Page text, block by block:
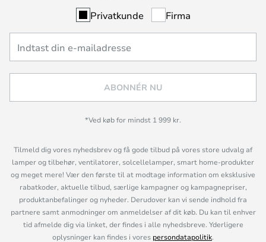
Privatkunde Firma
ABONNÉR NU
*Ved køb for mindst 1 999 kr.
Tilmeld dig vores nyhedsbrev og få gode tilbud på vores store udvalg af
lamper og tilbehør, ventilatorer, solcellelamper, smart home-produkter
og meget mere! Vær den første til at modtage information om eksklusive
rabatkoder, aktuelle tilbud, særlige kampagner og kampagnepriser,
produktanbefalinger og nyheder. Derudover kan vi sende indhold fra
partnere samt anmodninger om anmeldelser af dit køb. Du kan til enhver
tid afmelde dig via linket, der findes i alle nyhedsbreve. Yderligere
oplysninger kan findes i vores persondatapolitik.